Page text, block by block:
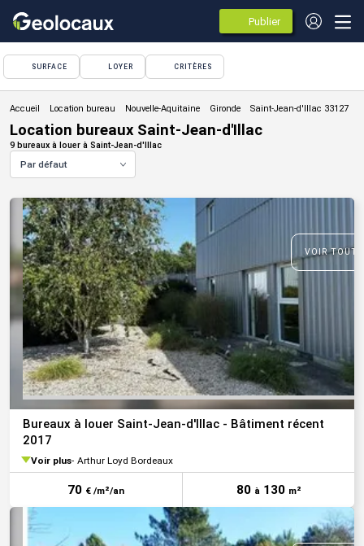
Publier
des
annonces
SURFACE LOYER CRITÈRES
Location bureau
Location bureaux Saint-Jean-d'Illac
9 bureaux à louer à Saint-Jean-d'Illac
Par défaut
VOIR
Bureaux à louer Saint-Jean-d'Illac - Bâtiment récent
2017
Voir plus Arthur Loyd Bordeaux
70 € /m²/an 80 à130 m²